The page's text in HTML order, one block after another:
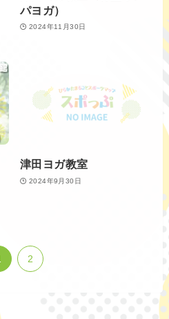
パヨガ）
2024年11月30日
津田ヨガ教室
2024年9月30日
2